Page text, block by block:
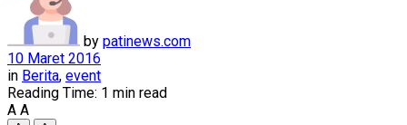
by patinews.com
10 Maret 2016
in Berita, event
Reading Time: 1 min read
A A